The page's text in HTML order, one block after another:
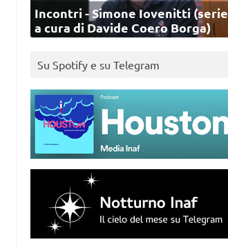
Incontri - Simone Iovenitti (serie
a cura di Davide Coero Borga)
Su Spotify e su Telegram